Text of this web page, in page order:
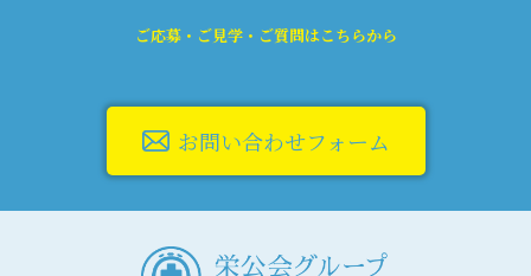
ご応募・ご見学・ご質問はこちらから
お問い合わせフォーム